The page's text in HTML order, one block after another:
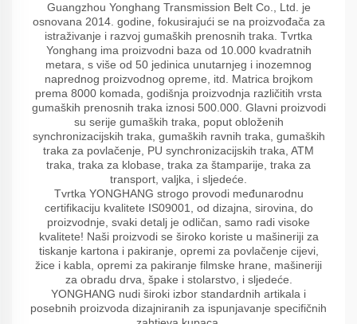
Guangzhou Yonghang Transmission Belt Co., Ltd. je
osnovana 2014. godine, fokusirajući se na proizvođača za
istraživanje i razvoj gumaških prenosnih traka. Tvrtka
Yonghang ima proizvodni baza od 10.000 kvadratnih
metara, s više od 50 jedinica unutarnjeg i inozemnog
naprednog proizvodnog opreme, itd. Matrica brojkom
prema 8000 komada, godišnja proizvodnja različitih vrsta
gumaških prenosnih traka iznosi 500.000. Glavni proizvodi
su serije gumaških traka, poput obloženih
synchronizacijskih traka, gumaških ravnih traka, gumaških
traka za povlačenje, PU synchronizacijskih traka, ATM
traka, traka za klobase, traka za štamparije, traka za
transport, valjka, i sljedeće.
Tvrtka YONGHANG strogo provodi međunarodnu
certifikaciju kvalitete IS09001, od dizajna, sirovina, do
proizvodnje, svaki detalj je odličan, samo radi visoke
kvalitete! Naši proizvodi se široko koriste u mašineriji za
tiskanje kartona i pakiranje, opremi za povlačenje cijevi,
žice i kabla, opremi za pakiranje filmske hrane, mašineriji
za obradu drva, špake i stolarstvo, i sljedeće.
YONGHANG nudi široki izbor standardnih artikala i
posebnih proizvoda dizajniranih za ispunjavanje specifičnih